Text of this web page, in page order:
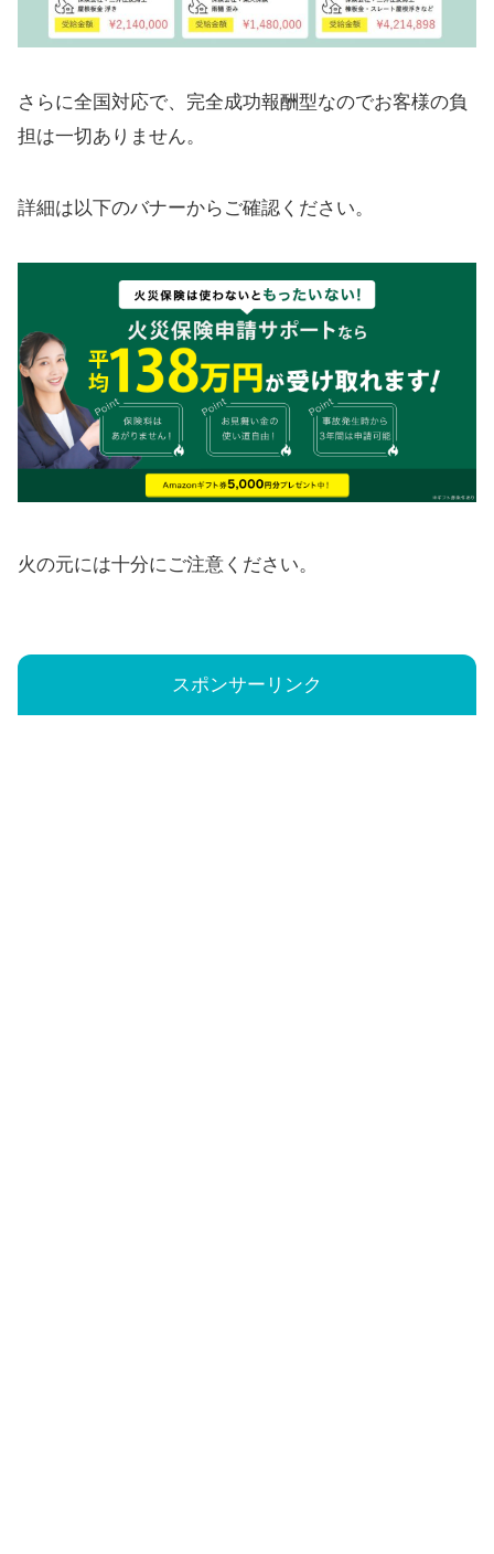
さらに全国対応で、完全成功報酬型なのでお客様の負
担は一切ありません。
詳細は以下のバナーからご確認ください。
火の元には十分にご注意ください。
スポンサーリンク